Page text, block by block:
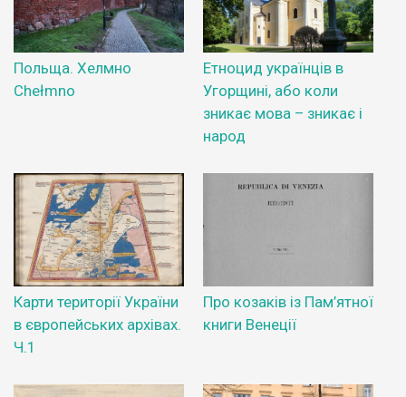
Польща. Хелмно
Chełmno
Етноцид українців в
Угорщині, або коли
зникає мова – зникає і
народ
Карти території України
в європейських архівах.
Ч.1
Про козаків із Пам’ятної
книги Венеції